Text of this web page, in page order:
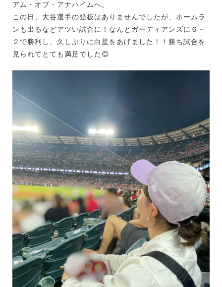
アム・オブ・アナハイムへ。
この日、大谷選手の登板はありませんでしたが、ホームラ
ンも出るなどアツい試合に！なんとガーディアンズに６－
２で勝利し、久しぶりに白星をあげました！！勝ち試合を
見られてとても満足でした😊